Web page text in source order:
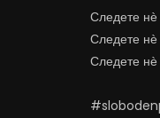
Следете
Следете
Следете